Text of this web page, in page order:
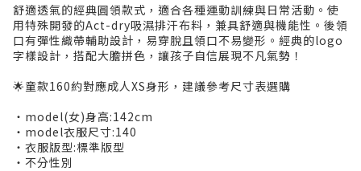
舒適透氣的經典圓領款式，適合各種運動訓練與日常活動。使
用特殊開發的Act-dry吸濕排汗布料，兼具舒適與機能性。後領
口有彈性織帶輔助設計，易穿脫且領口不易變形。經典的logo
字樣設計，搭配大膽拼色，讓孩子自信展現不凡氣勢！
🌟童款160約對應成人XS身形，建議參考尺寸表選購
・model(女)身高:142cm
・model衣服尺寸:140
・衣服版型:標準版型
・不分性別